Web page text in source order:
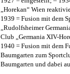
„Horekan“ Wien
1939 = Fusion mit dem
„Rudolfsheimer
Club „Germania XIV-
1940 = Fusion mit dem
Baumgarten zum
Baumgarten und dabei